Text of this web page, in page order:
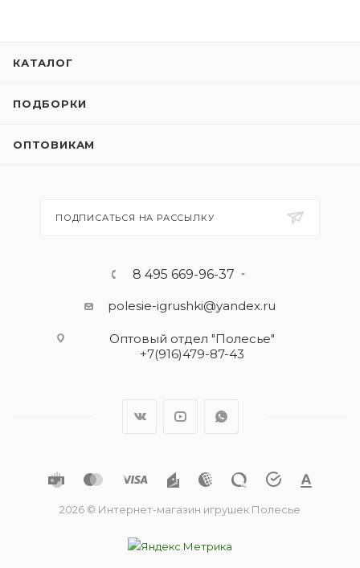
КАТАЛОГ
ПОДБОРКИ
ОПТОВИКАМ
ПОДПИСАТЬСЯ НА РАССЫЛКУ
8 495 669-96-37
polesie-igrushki@yandex.ru
Оптовый отдел "Полесье"
+7(916)479-87-43
2026 © Интернет-магазин игрушек Полесье